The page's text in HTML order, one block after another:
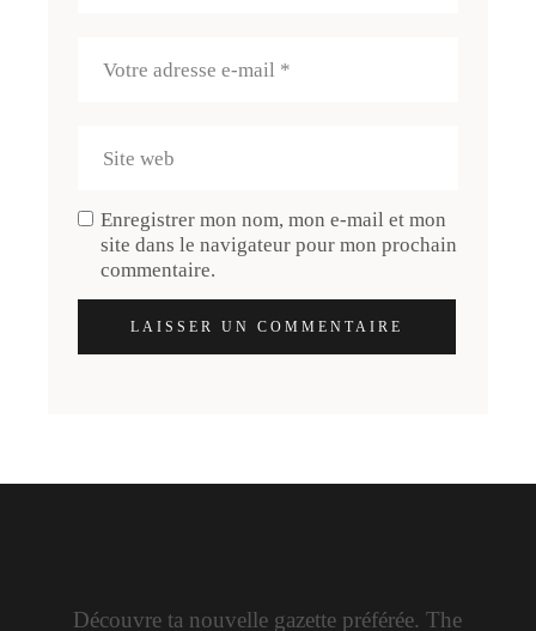
Enregistrer mon nom, mon e-mail et mon
site dans le navigateur pour mon prochain
commentaire.
LAISSER UN COMMENTAIRE
Découvre ta nouvelle gazette préférée. The